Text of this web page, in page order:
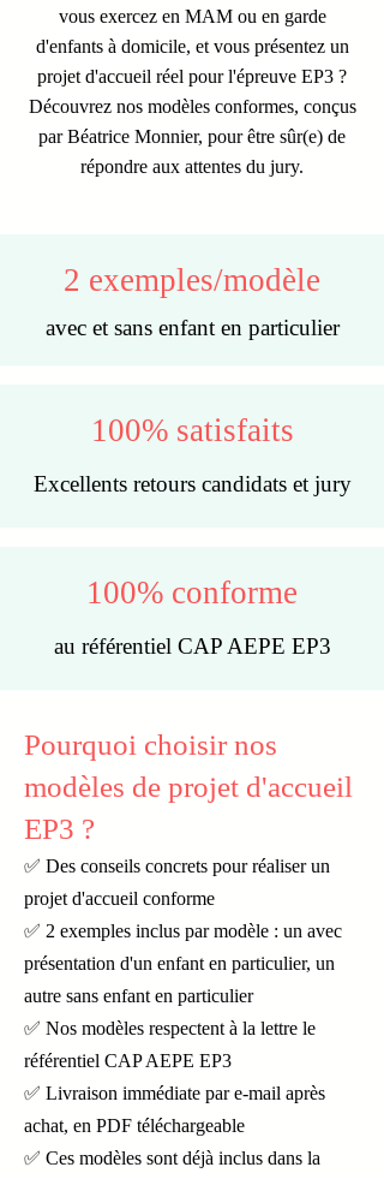
vous exercez en MAM ou en garde
d'enfants à domicile, et vous présentez un
projet d'accueil réel pour l'épreuve EP3 ?
Découvrez nos modèles conformes, conçus
par Béatrice Monnier, pour être sûr(e) de
répondre aux attentes du jury.
2 exemples/modèle
avec et sans enfant en particulier
100% satisfaits
Excellents retours candidats et jury
100% conforme
au référentiel CAP AEPE EP3
Pourquoi choisir nos
modèles de projet d'accueil
EP3 ?
✅ Des conseils concrets pour réaliser un
projet d'accueil conforme
✅ 2 exemples inclus par modèle : un avec
présentation d'un enfant en particulier, un
autre sans enfant en particulier
✅ Nos modèles respectent à la lettre le
référentiel CAP AEPE EP3
✅ Livraison immédiate par e-mail après
achat, en PDF téléchargeable
✅ Ces modèles sont déjà inclus dans la